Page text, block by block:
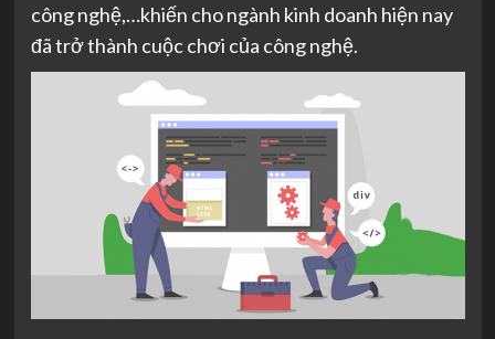
công nghệ,…khiến cho ngành kinh doanh hiện nay
đã trở thành cuộc chơi của công nghệ.